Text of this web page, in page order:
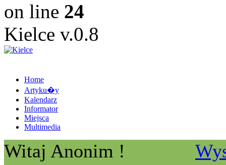
on line 24
Kielce v.0.8
Home
Artyku�y
Kalendarz
Informator
Miejsca
Multimedia
Witaj Anonim !